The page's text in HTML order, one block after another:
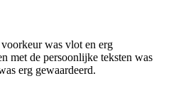
was vlot en erg
met de persoonlijke teksten was
erg gewaardeerd.